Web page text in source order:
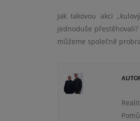
Jak takovou akci
jednoduše
můžeme společně